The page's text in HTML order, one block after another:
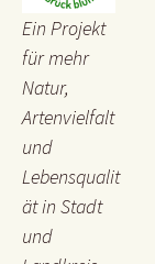
Ein Projekt
für mehr
Natur,
Artenvielfalt
und
Lebensqualit
ät in Stadt
und